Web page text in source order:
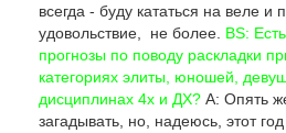
всегда - буду кататься на веле и
удовольствие, не более. BS:
прогнозы по поводу раскладки
категориях элиты, юношей,
дисциплинах 4х и ДХ? А: Опять
загадывать, но, надеюсь, этот